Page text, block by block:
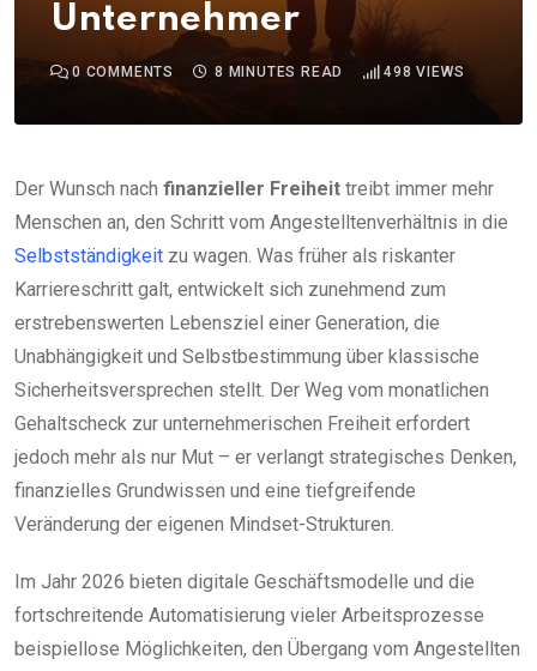
Unternehmer
0 COMMENTS 8 MINUTES READ 498 VIEWS
Der Wunsch nach finanzieller Freiheit treibt immer mehr
Menschen an, den Schritt vom Angestelltenverhältnis in die
Selbstständigkeit zu wagen. Was früher als riskanter
Karriereschritt galt, entwickelt sich zunehmend zum
erstrebenswerten Lebensziel einer Generation, die
Unabhängigkeit und Selbstbestimmung über klassische
Sicherheitsversprechen stellt. Der Weg vom monatlichen
Gehaltscheck zur unternehmerischen Freiheit erfordert
jedoch mehr als nur Mut – er verlangt strategisches Denken,
finanzielles Grundwissen und eine tiefgreifende
Veränderung der eigenen Mindset-Strukturen.
Im Jahr 2026 bieten digitale Geschäftsmodelle und die
fortschreitende Automatisierung vieler Arbeitsprozesse
beispiellose Möglichkeiten, den Übergang vom Angestellten